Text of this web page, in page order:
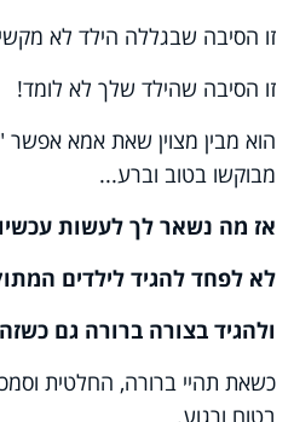
זו הסיבה שבגללה הילד לא
זו הסיבה שהילד שלך לא לומד!
הוא מבין מצוין שאת אמא
מבוקשו בטוב וברע...
אז מה נשאר לך לעשות
לא לפחד להגיד לילדים
ולהגיד בצורה ברורה גם
כשאת תהיי ברורה, החלטית
בטוח ורגוע.